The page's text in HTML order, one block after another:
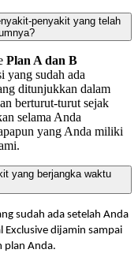
penyakit yang telah
Plan A dan B
yang sudah ada
ditunjukkan dalam
berturut-turut sejak
selama Anda
yang Anda miliki
yang berjangka waktu
sudah ada setelah Anda
dijamin sampai
plan Anda.